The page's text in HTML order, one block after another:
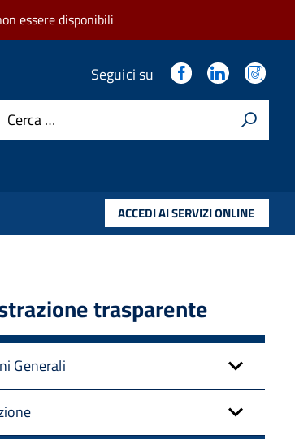
essere disponibili
Seguici su
Cerca …
ACCEDI AI SERVIZI ONLINE
trasparente
Generali